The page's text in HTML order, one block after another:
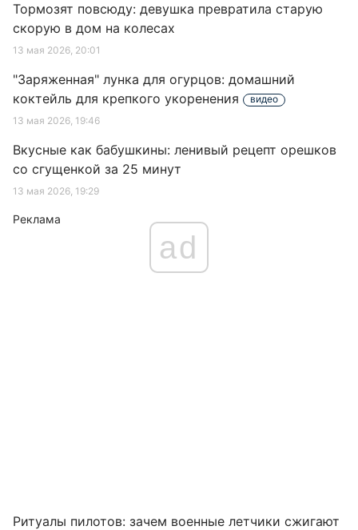
Тормозят повсюду: девушка превратила старую
скорую в дом на колесах
13 мая 2026, 20:01
"Заряженная" лунка для огурцов: домашний
коктейль для крепкого укоренения
видео
13 мая 2026, 19:46
Вкусные как бабушкины: ленивый рецепт орешков
со сгущенкой за 25 минут
13 мая 2026, 19:29
Реклама
ad
Ритуалы пилотов: зачем военные летчики сжигают